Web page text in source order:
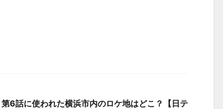
第6話に使われた横浜市内のロケ地はどこ？【日テ